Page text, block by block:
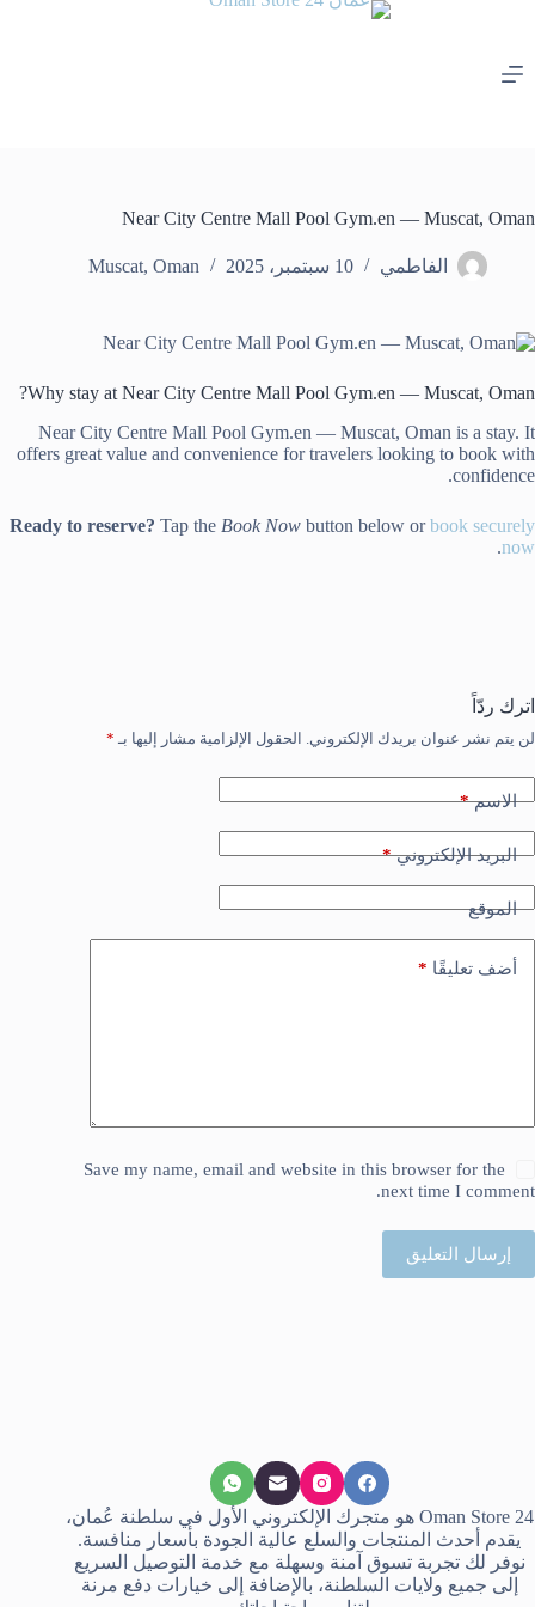
Near City Centre Mall Pool Gym.en — Muscat, Oman
الفاطمي 10 سبتمبر، 2025 Muscat, Oman
Why stay at Near City Centre Mall Pool Gym.en — Muscat, Oman?
Near City Centre Mall Pool Gym.en — Muscat, Oman is a stay. It
offers great value and convenience for travelers looking to book with
confidence.
Ready to reserve? Tap the Book Now button below orbook securely
now
.
اترك ردّاً
لن يتم نشر عنوان بريدك الإلكتروني. الحقول الإلزامية مشار إليها بـ *
الاسم*
البريد الإلكتروني*
الموقع
أضف تعليقًا *
Save my name, email and website in this browser for the
next time I comment.
إرسال التعليق
Oman Store 24 هو متجرك الإلكتروني الأول في سلطنة عُمان،
يقدم أحدث المنتجات والسلع عالية الجودة بأسعار منافسة.
نوفر لك تجربة تسوق آمنة وسهلة مع خدمة التوصيل السريع
إلى جميع ولايات السلطنة، بالإضافة إلى خيارات دفع مرنة